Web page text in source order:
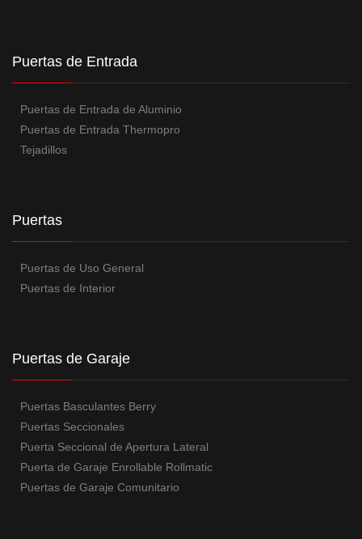
Puertas de Entrada
Puertas de Entrada de Aluminio
Puertas de Entrada Thermopro
Tejadillos
Puertas
Puertas de Uso General
Puertas de Interior
Puertas de Garaje
Puertas Basculantes Berry
Puertas Seccionales
Puerta Seccional de Apertura Lateral
Puerta de Garaje Enrollable Rollmatic
Puertas de Garaje Comunitario